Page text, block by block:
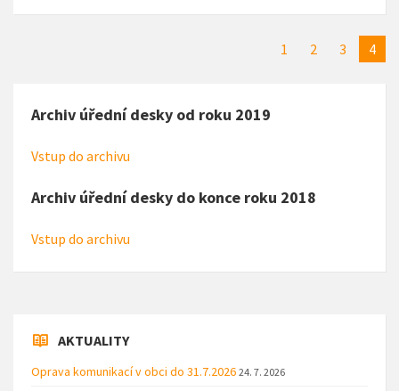
1 2 3 4
Archiv úřední desky od roku 2019
Vstup do archivu
Archiv úřední desky do konce roku 2018
Vstup do archivu
AKTUALITY
Oprava komunikací v obci do 31.7.2026 24. 7. 2026